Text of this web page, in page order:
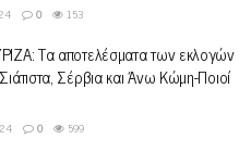
0 153
Τα αποτελέσματα των εκλογών
Σέρβια και Άνω Κώμη-Ποιοί
0 599